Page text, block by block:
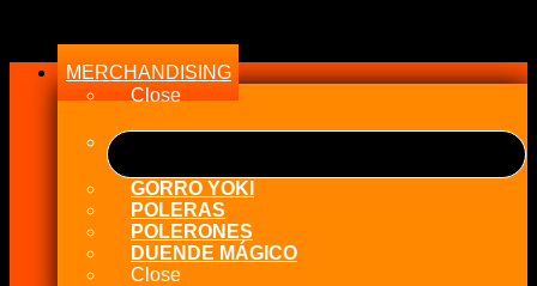
MERCHANDISING
Close
GORRO YOKI
POLERAS
POLERONES
DUENDE MÁGICO
Close